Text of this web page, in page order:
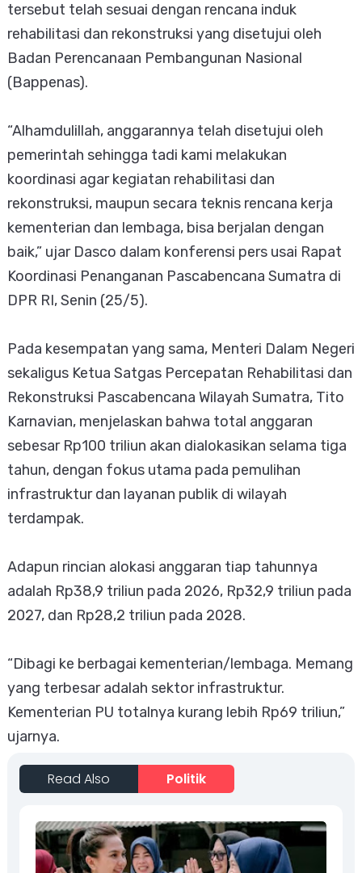
tersebut telah sesuai dengan rencana induk
rehabilitasi dan rekonstruksi yang disetujui oleh
Badan Perencanaan Pembangunan Nasional
(Bappenas).
“Alhamdulillah, anggarannya telah disetujui oleh
pemerintah sehingga tadi kami melakukan
koordinasi agar kegiatan rehabilitasi dan
rekonstruksi, maupun secara teknis rencana kerja
kementerian dan lembaga, bisa berjalan dengan
baik,” ujar Dasco dalam konferensi pers usai Rapat
Koordinasi Penanganan Pascabencana Sumatra di
DPR RI, Senin (25/5).
Pada kesempatan yang sama, Menteri Dalam Negeri
sekaligus Ketua Satgas Percepatan Rehabilitasi dan
Rekonstruksi Pascabencana Wilayah Sumatra, Tito
Karnavian, menjelaskan bahwa total anggaran
sebesar Rp100 triliun akan dialokasikan selama tiga
tahun, dengan fokus utama pada pemulihan
infrastruktur dan layanan publik di wilayah
terdampak.
Adapun rincian alokasi anggaran tiap tahunnya
adalah Rp38,9 triliun pada 2026, Rp32,9 triliun pada
2027, dan Rp28,2 triliun pada 2028.
“Dibagi ke berbagai kementerian/lembaga. Memang
yang terbesar adalah sektor infrastruktur.
Kementerian PU totalnya kurang lebih Rp69 triliun,”
ujarnya.
Read Also Politik